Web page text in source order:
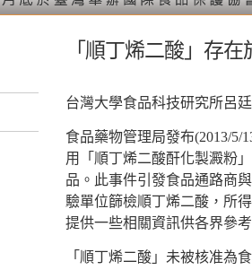
「順丁烯二酸」存
台灣大學食品科技研究所呂
食品藥物管理局發布(2013/5/
用「順丁烯二酸酐化製澱粉
品。此事件引發食品通路商
驗單位篩檢順丁烯二酸，所
提供一些相關資訊供各界參
「順丁烯二酸」未被核准為